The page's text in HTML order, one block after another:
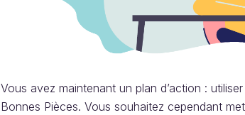
Vous avez maintenant un plan d’action :
Bonnes Pièces. Vous souhaitez cependant